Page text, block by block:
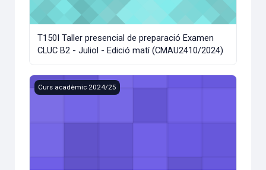
T150I Taller presencial de preparació Examen
CLUC B2 - Juliol - Edició matí (CMAU2410/2024)
T150H Taller presencial de preparació Examen CLUC B2 -
Curs acadèmic 2024/25